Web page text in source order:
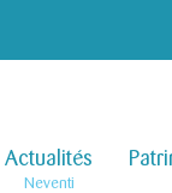
Actualités
Neventi